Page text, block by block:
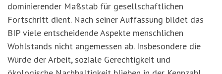
dominierender Maßstab für gesellschaftlichen
Fortschritt dient. Nach seiner Auffassung bildet das
BIP viele entscheidende Aspekte menschlichen
Wohlstands nicht angemessen ab. Insbesondere die
Würde der Arbeit, soziale Gerechtigkeit und